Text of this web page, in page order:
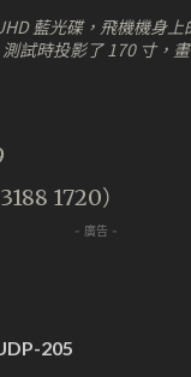
藍光碟，飛機機身
試時投影了 170 寸，
1720）
- 廣告 -
205